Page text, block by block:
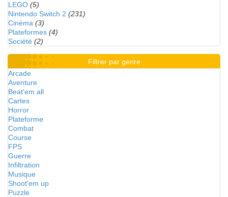
LEGO (5)
Nintendo Switch 2 (231)
Cinéma (3)
Plateformes (4)
Société (2)
Filtrer par genre
Arcade
Aventure
Beat'em all
Cartes
Horror
Plateforme
Combat
Course
FPS
Guerre
Infiltration
Musique
Shoot'em up
Puzzle